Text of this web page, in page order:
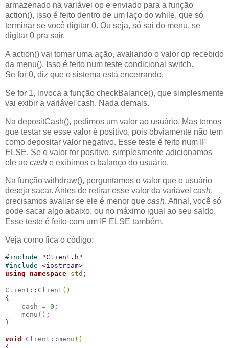
armazenado na variável op e enviado para a função
action(), isso é feito dentro de um laço do while, que só
terminar se você digitar 0. Ou seja, só sai do menu, se
digitar 0 pra sair.
A action() vai tomar uma ação, avaliando o valor op recebido
da menu(). Isso é feito num teste condicional switch.
Se for 0, diz que o sistema está encerrando.
Se for 1, invoca a função checkBalance(), que simplesmente
vai exibir a variável cash. Nada demais.
Na depositCash(), pedimos um valor ao usuário. Mas temos
que testar se esse valor é positivo, pois obviamente não tem
como depositar valor negativo. Esse teste é feito num IF
ELSE. Se o valor for positivo, simplesmente adicionamos
ele ao cash e exibimos o balanço do usuário.
Na função withdraw(), perguntamos o valor que o usuário
deseja sacar. Antes de retirar esse valor da variável cash,
precisamos avaliar se ele é menor que cash. Afinal, você só
pode sacar algo abaixo, ou no máximo igual ao seu saldo.
Esse teste é feito com um IF ELSE também.
Veja como fica o código:
#include "Client.h "
#include <iostream>
using
namespace std ;
Client :: Client ( )
{
    cash
= 0 ;
    menu
( ) ;
}
void Client :: menu ( )